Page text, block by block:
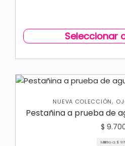
Seleccionar
NUEVA COLECCIÓN,
Pestañina a prueba de
$
Mililitro a: $